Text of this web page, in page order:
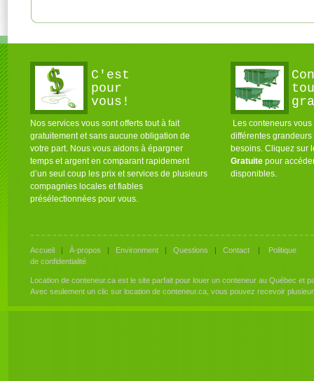
C'est
pour
vous!
Nos services vous sont offerts tout à fait
gratuitement et sans aucune obligation de
votre part. Nous vous aidons à épargner
temps et argent en comparant rapidement
d’un seul coup les prix et services de plusieurs
compagnies locales et fiables
présélectionnées pour vous.
Les conteneurs
différentes grandeurs
besoins. Cliquez sur
Gratuite pour
disponibles.
Accueil | À-propos | Environment | Questions | Contact | Politique
de confidentialité
Location de conteneur.ca est le site parfait pour louer un conteneur au Québec et
Avec seulement un clic sur location de conteneur.ca, vous pouvez recevoir